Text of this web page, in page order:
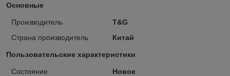
Основные
Производитель
T&G
Страна производитель
Китай
Пользовательские характеристики
Состояние Новое